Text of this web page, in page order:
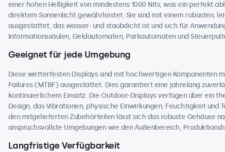
einer hohen Helligkeit von mindestens 1000 Nits, was ein perfekt
direktem Sonnenlicht gewährleistet. Sie sind mit einem robusten,
ausgestattet, das wasser- und staubdicht ist und sich für
Informationssäulen, Geldautomaten, Parkautomaten und
Geeignet für jede Umgebung
Diese wetterfesten Displays sind mit hochwertigen Komponenten
Failures (MTBF) ausgestattet. Dies garantiert eine jahrelang
kontinuierlichem Einsatz. Die Outdoor-Displays verfügen über ein
Design, das Vibrationen, physische Einwirkungen, Feuchtigkeit
den mitgelieferten Zubehörteilen lässt sich das robuste Gehäuse
anspruchsvollste Umgebungen wie den Außenbereich,
Langfristige Verfügbarkeit